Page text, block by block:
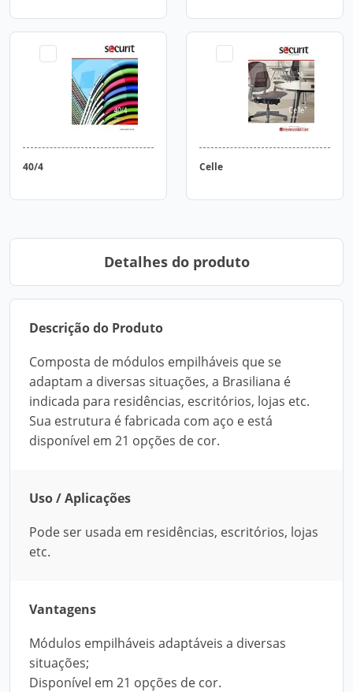
40/4 Celle
Detalhes do produto
Descrição do Produto
Composta de módulos empilháveis que se
adaptam a diversas situações, a Brasiliana é
indicada para residências, escritórios, lojas etc.
Sua estrutura é fabricada com aço e está
disponível em 21 opções de cor.
Uso / Aplicações
Pode ser usada em residências, escritórios, lojas
etc.
Vantagens
Módulos empilháveis adaptáveis a diversas
situações;
Disponível em 21 opções de cor.